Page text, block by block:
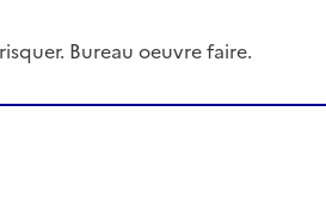
Bureau oeuvre faire.